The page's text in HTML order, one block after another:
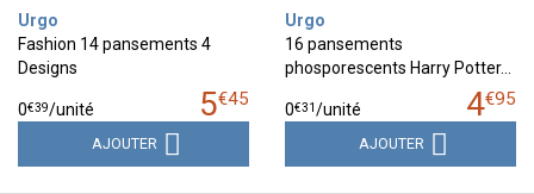
Urgo
Fashion 14 pansements 4
Designs
5€45
0€39/unité
AJOUTER
Urgo
16 pansements
phosporescents Harry Potter…
4€95
0€31/unité
AJOUTER